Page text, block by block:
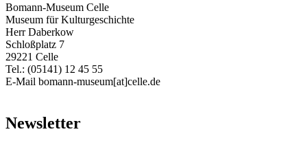
Bomann-Museum Celle
Museum für Kulturgeschichte
Herr Daberkow
Schloßplatz 7
29221 Celle
Tel.: (05141) 12 45 55
E-Mail bomann-museum[at]celle.de
Newsletter